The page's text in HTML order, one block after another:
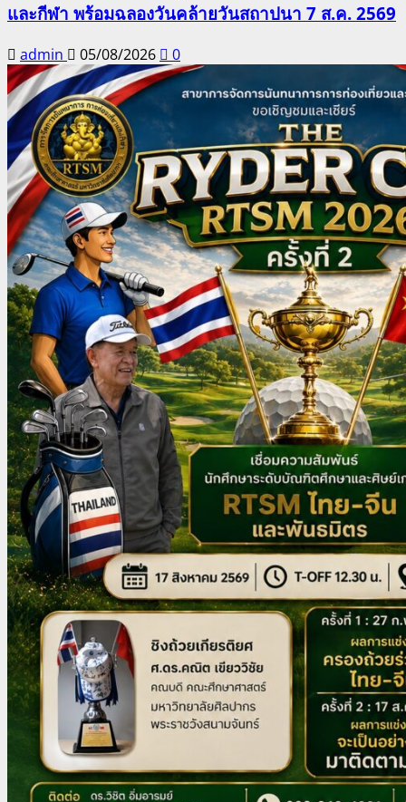
และกีฬา พร้อมฉลองวันคล้ายวันสถาปนา 7 ส.ค. 2569
admin 05/08/2026 0